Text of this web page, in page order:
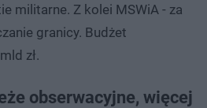
militarne. Z kolei MSWiA - za
granicy. Budżet
zł.
obserwacyjne, więcej